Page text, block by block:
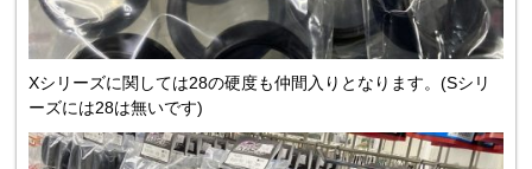
Xシリーズに関しては28の硬度も仲間入りとなります。(Sシリ
ーズには28は無いです)